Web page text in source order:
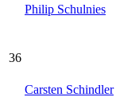
Philip Schulnies
36
Carsten Schindler